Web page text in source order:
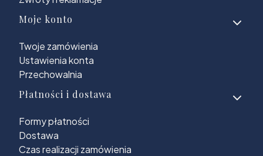
Moje konto
Twoje zamówienia
Ustawienia konta
Przechowalnia
Płatności i dostawa
Formy płatności
Dostawa
Czas realizacji zamówienia